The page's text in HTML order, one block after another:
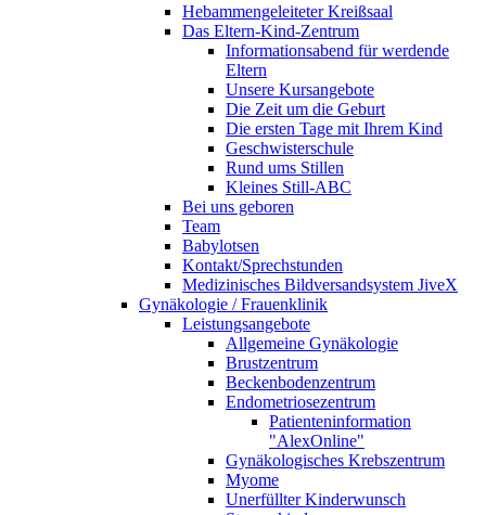
Hebammengeleiteter Kreißsaal
Das Eltern-Kind-Zentrum
Informationsabend für werdende
Eltern
Unsere Kursangebote
Die Zeit um die Geburt
Die ersten Tage mit Ihrem Kind
Geschwisterschule
Rund ums Stillen
Kleines Still-ABC
Bei uns geboren
Team
Babylotsen
Kontakt/Sprechstunden
Medizinisches Bildversandsystem JiveX
Gynäkologie / Frauenklinik
Leistungsangebote
Allgemeine Gynäkologie
Brustzentrum
Beckenbodenzentrum
Endometriosezentrum
Patienteninformation
"AlexOnline"
Gynäkologisches Krebszentrum
Myome
Unerfüllter Kinderwunsch